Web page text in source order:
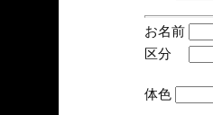
お名前
区分
(
体色